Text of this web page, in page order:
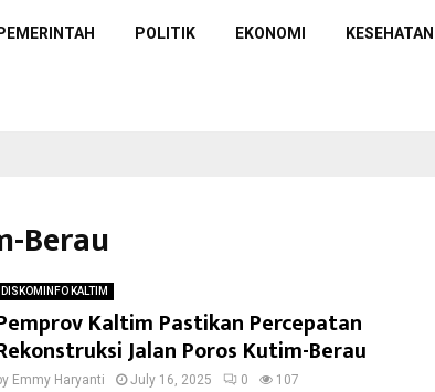
PEMERINTAH POLITIK EKONOMI KESEHATAN
Berau
DISKOMINFO KALTIM
Kaltim Pastikan Percepatan
Jalan Poros Kutim-Berau
Emmy Haryanti July 16, 2025 0 107